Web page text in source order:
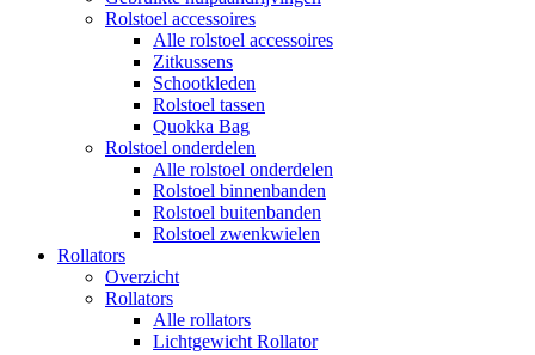
Rolstoel accessoires
Alle rolstoel accessoires
Zitkussens
Schootkleden
Rolstoel tassen
Quokka Bag
Rolstoel onderdelen
Alle rolstoel onderdelen
Rolstoel binnenbanden
Rolstoel buitenbanden
Rolstoel zwenkwielen
Rollators
Overzicht
Rollators
Alle rollators
Lichtgewicht Rollator